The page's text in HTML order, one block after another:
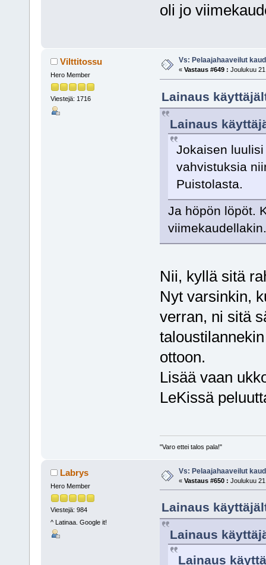
oli jo
Vilttitossu
Hero Member
Viestejä: 1716
Vs: Pelaajahaaveilut
« Vastaus #649 : Joulukuu
Lainaus
Lainaus
Jokaisen
vahvistuksia
Puistolasta.
Ja höpön löpöt.
viimekaudellakin.
Nii, kyllä sitä
Nyt varsinkin,
verran, ni sitä
ottoon.
Lisää vaan
LeKissä
"Varo ettei talos pala!"
Labrys
Hero Member
Viestejä: 984
^ Latinaa. Google it!
Vs: Pelaajahaaveilut
« Vastaus #650 : Joulukuu
Lainaus
Lainaus
Lainaus